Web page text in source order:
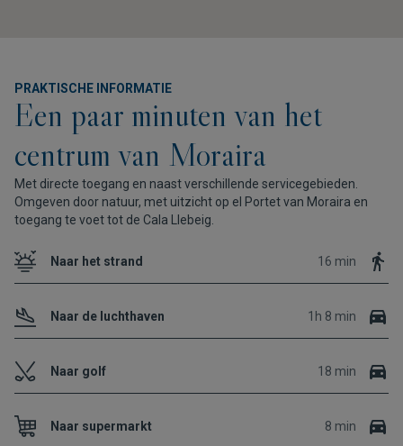
PRAKTISCHE INFORMATIE
Een paar minuten van het
centrum van Moraira
Met directe toegang en naast verschillende servicegebieden.
Omgeven door natuur, met uitzicht op el Portet van Moraira en
toegang te voet tot de Cala Llebeig.
Naar het strand 16 min
Naar de luchthaven 1h 8 min
Naar golf 18 min
Naar supermarkt 8 min